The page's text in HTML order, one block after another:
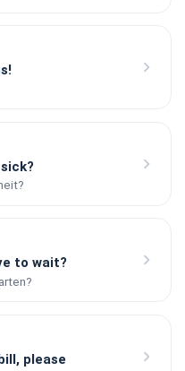
chevron_right
chevron_right
to wait? chevron_right
please chevron_right